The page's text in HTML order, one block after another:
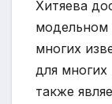
Хитяева
модельном
многих
для
также